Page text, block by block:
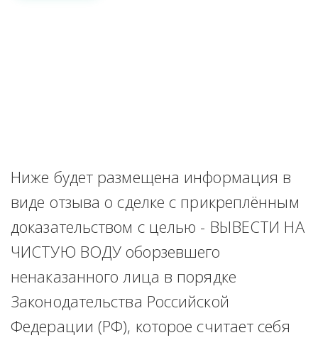
Ниже будет размещена информация в
виде отзыва о сделке с прикреплённым
доказательством с целью - ВЫВЕСТИ НА
ЧИСТУЮ ВОДУ оборзевшего
ненаказанного лица в порядке
Законодательства Российской
Федерации (РФ), которое считает себя